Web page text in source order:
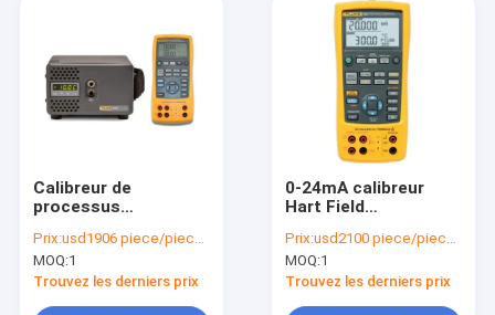
Calibreur de
processus
haute précision
intrinsèquement
Prix:usd1906 piece/pieces
MOQ:1
Trouvez les derniers prix
0-24mA calibreur
Hart Field
multifonctionnel de
précision du flet 726
Prix:usd2100 piece/pieces
MOQ:1
Trouvez les derniers prix